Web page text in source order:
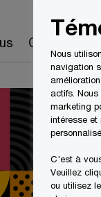
Carrières
Nous
navigation
actifs.
marketing
intéresse et
C'est à
Veuillez
ou utilisez